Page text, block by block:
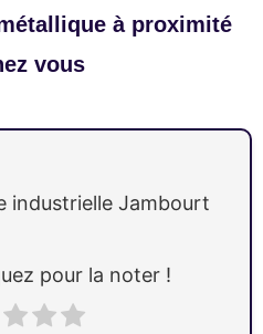
à proximité
vous
industrielle Jambourt
pour la noter !